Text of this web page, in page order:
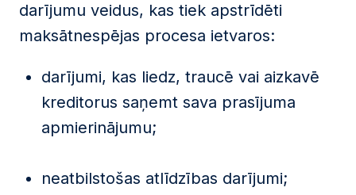
darījumu veidus, kas tiek apstrīdēti
maksātnespējas procesa ietvaros:
darījumi, kas liedz, traucē vai aizkavē
kreditorus saņemt sava prasījuma
apmierinājumu;
neatbilstošas atlīdzības darījumi;